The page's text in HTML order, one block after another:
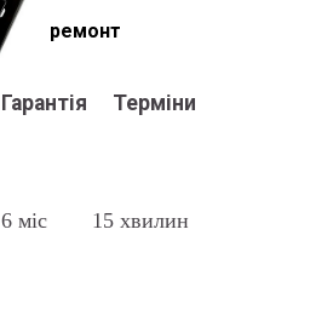
ремонт
Гарантія Терміни
6 міс 15 хвилин